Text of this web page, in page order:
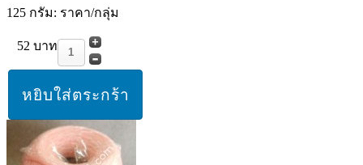
125 กรัม: ราคา/กลุ่ม
52 บาท